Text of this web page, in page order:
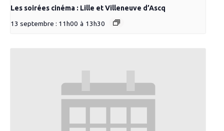
Les soirées cinéma : Lille et Villeneuve d’Ascq
13 septembre : 11h00 à 13h30